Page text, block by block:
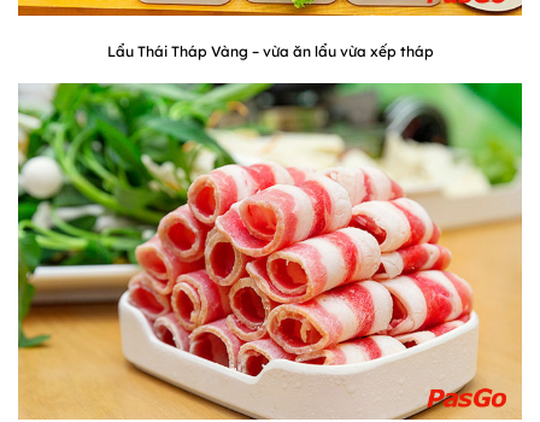
Lẩu Thái Tháp Vàng – vừa ăn lẩu vừa xếp tháp